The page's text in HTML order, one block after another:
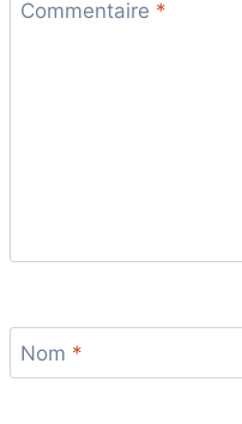
Commentaire *
Nom *